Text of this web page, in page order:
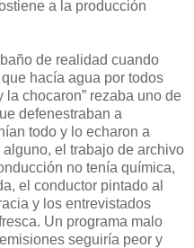
a la producción
de realidad cuando
hacía agua por todos
la chocaron” rezaba uno de
defenestraban a
todo y lo echaron a
el trabajo de archivo
no tenía química,
el conductor pintado al
y los entrevistados
Un programa malo
seguiría peor y